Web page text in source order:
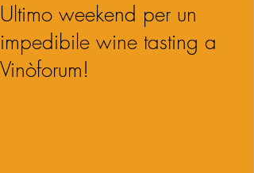
Ultimo weekend per un
impedibile wine tasting a
Vinòforum!